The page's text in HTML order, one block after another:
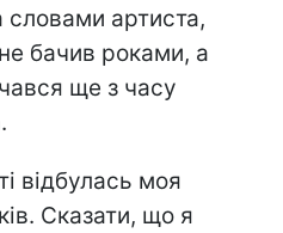
артиста,
бачив роками, а
ще з часу
відбулась моя
Сказати, що я